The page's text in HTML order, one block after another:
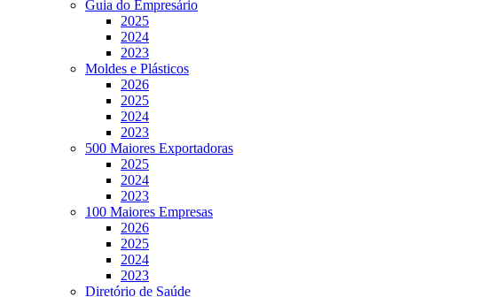
Guia do Empresário
2025
2024
2023
Moldes e Plásticos
2026
2025
2024
2023
500 Maiores Exportadoras
2025
2024
2023
100 Maiores Empresas
2026
2025
2024
2023
Diretório de Saúde